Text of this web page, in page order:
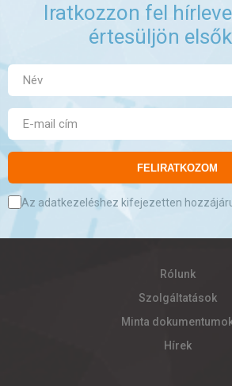
Iratkozzon fel
értesüljön
FELIRATKOZOM
Az adatkezeléshez kifejezetten
Rólunk
Szolgáltatások
Minta
Hírek